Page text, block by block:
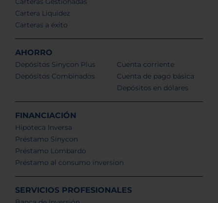
Cartera Liquidez
Carteras a éxito
AHORRO
Depósitos Sinycon Plus
Depósitos Combinados
Cuenta corriente
Cuenta de pago básica
Depósitos en dólares
FINANCIACIÓN
Hipoteca Inversa
Préstamo Sinycon
Préstamo Lombardo
Préstamo al consumo inversion
SERVICIOS PROFESIONALES